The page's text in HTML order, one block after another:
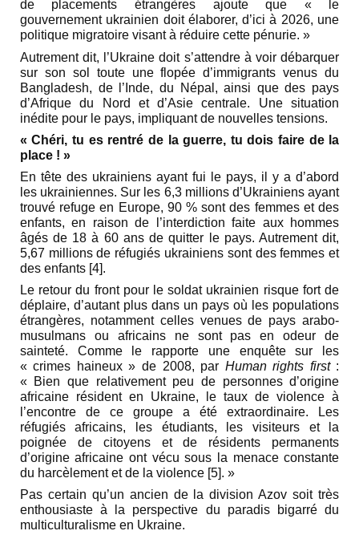
de placements étrangères ajoute que « le
gouvernement ukrainien doit élaborer, d’ici à 2026, une
politique migratoire visant à réduire cette pénurie. »
Autrement dit, l’Ukraine doit s’attendre à voir débarquer
sur son sol toute une flopée d’immigrants venus du
Bangladesh, de l’Inde, du Népal, ainsi que des pays
d’Afrique du Nord et d’Asie centrale. Une situation
inédite pour le pays, impliquant de nouvelles tensions.
« Chéri, tu es rentré de la guerre, tu dois faire de la
place ! »
En tête des ukrainiens ayant fui le pays, il y a d’abord
les ukrainiennes. Sur les 6,3 millions d’Ukrainiens ayant
trouvé refuge en Europe, 90 % sont des femmes et des
enfants, en raison de l’interdiction faite aux hommes
âgés de 18 à 60 ans de quitter le pays. Autrement dit,
5,67 millions de réfugiés ukrainiens sont des femmes et
des enfants [4].
Le retour du front pour le soldat ukrainien risque fort de
déplaire, d’autant plus dans un pays où les populations
étrangères, notamment celles venues de pays arabo-
musulmans ou africains ne sont pas en odeur de
sainteté. Comme le rapporte une enquête sur les
« crimes haineux » de 2008, par Human rights first:
« Bien que relativement peu de personnes d’origine
africaine résident en Ukraine, le taux de violence à
l’encontre de ce groupe a été extraordinaire. Les
réfugiés africains, les étudiants, les visiteurs et la
poignée de citoyens et de résidents permanents
d’origine africaine ont vécu sous la menace constante
du harcèlement et de la violence [5]. »
Pas certain qu’un ancien de la division Azov soit très
enthousiaste à la perspective du paradis bigarré du
multiculturalisme en Ukraine.